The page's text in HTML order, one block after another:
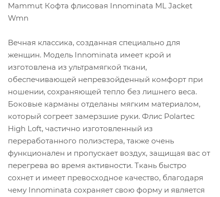
Mammut Кофта флисовая Innominata ML Jacket
Wmn
Вечная классика, созданная специально для
женщин. Модель Innominata имеет крой и
изготовлена из ультрамягкой ткани,
обеспечивающей непревзойденный комфорт при
ношении, сохраняющей тепло без лишнего веса.
Боковые карманы отделаны мягким материалом,
который согреет замерзшие руки. Флис Polartec
High Loft, частично изготовленный из
переработанного полиэстера, также очень
функционален и пропускает воздух, защищая вас от
перегрева во время активности. Ткань быстро
сохнет и имеет превосходное качество, благодаря
чему Innominata сохраняет свою форму и является